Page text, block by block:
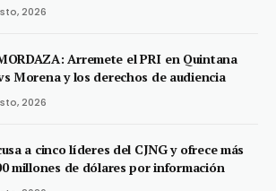
2026
Arremete el PRI en Quintana
Morena y los derechos de audiencia
2026
a cinco líderes del CJNG y ofrece más
millones de dólares por información